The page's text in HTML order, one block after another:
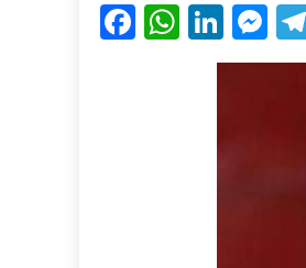
Facebook